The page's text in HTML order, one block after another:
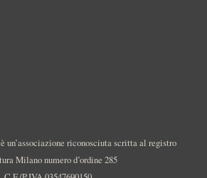
un’associazione riconosciuta scritta al registro
Milano numero d’ordine 285